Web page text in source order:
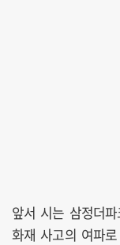
앞서 시는 삼정더
화재 사고의 여파